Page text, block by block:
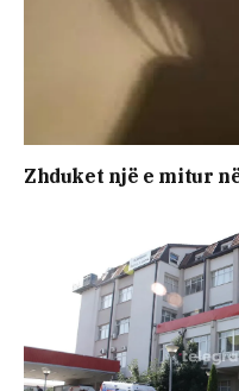
Zhduket një e mitur